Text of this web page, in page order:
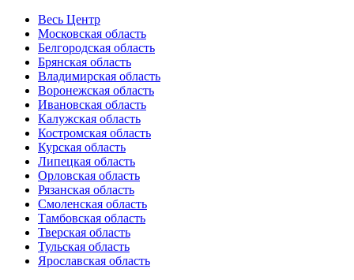
Весь Центр
Московская область
Белгородская область
Брянская область
Владимирская область
Воронежская область
Ивановская область
Калужская область
Костромская область
Курская область
Липецкая область
Орловская область
Рязанская область
Смоленская область
Тамбовская область
Тверская область
Тульская область
Ярославская область